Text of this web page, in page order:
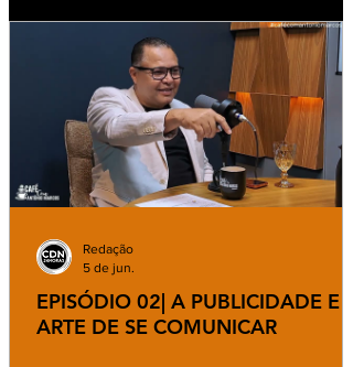
EPISÓDIO 02| A PUBLICIDADE E A
ARTE DE SE COMUNICAR
Redação
5 de jun.